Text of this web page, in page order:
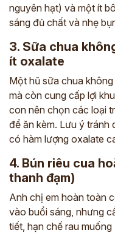
nguyên hạt) và một ít
sáng đủ chất và nhẹ
3. Sữa chua
ít oxalate
Một hũ sữa chua
mà còn cung cấp lợi
con nên chọn các loại
để ăn kèm. Lưu ý tránh
có hàm lượng oxalate
4. Bún riêu cua
thanh đạm)
Anh chị em hoàn toàn
vào buổi sáng, nhưng
tiết, hạn chế rau